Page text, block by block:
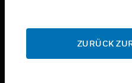
toggle view
toggle view
ZURÜCK